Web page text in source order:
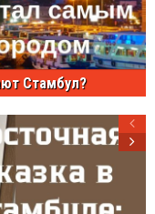
Стамбул?